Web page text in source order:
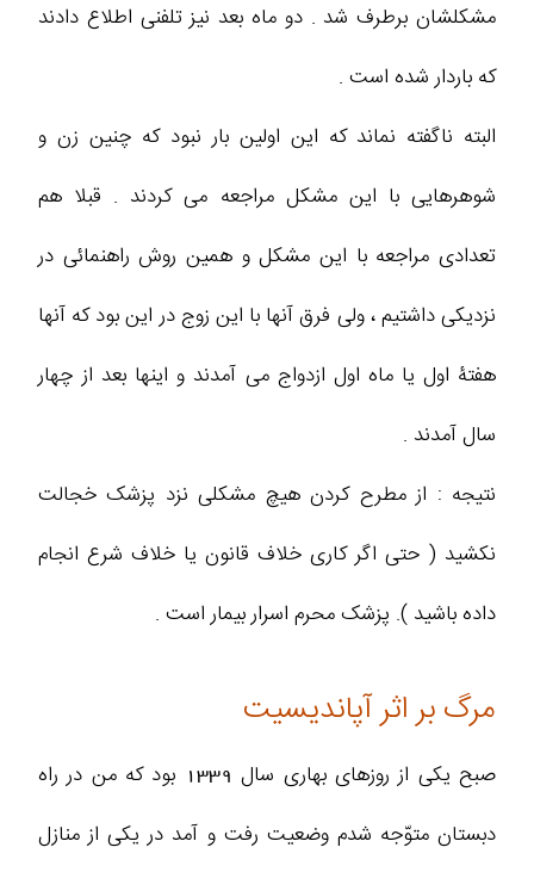
مشکلشان برطرف شد . دو ماه بعد نیز تلفنی اطلاع دادند
که باردار شده است .
البته ناگفته نماند که این اولین بار نبود که چنین زن و
شوهرهایی با این مشکل مراجعه می کردند . قبلا هم
تعدادی مراجعه با این مشکل و همین روش راهنمائی در
نزدیکی داشتیم ، ولی فرق آنها با این زوج در این بود که آنها
هفتۀ اول یا ماه اول ازدواج می آمدند و اینها بعد از چهار
سال آمدند .
نتیجه : از مطرح کردن هیچ مشکلی نزد پزشک خجالت
نکشید ( حتی اگر کاری خلاف قانون یا خلاف شرع انجام
داده باشید ). پزشک محرم اسرار بیمار است .
مرگ بر اثر آپاندیسیت
صبح یکی از روزهای بهاری سال 1339 بود که من در راه
دبستان متوّجه شدم وضعیت رفت و آمد در یکی از منازل